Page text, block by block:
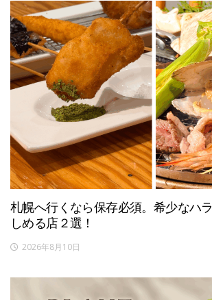
札幌へ行くなら保存必須。希少なハ
しめる店２選！
2026年8月10日